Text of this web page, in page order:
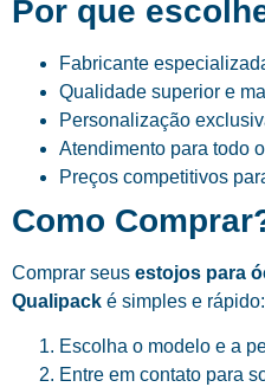
Por que
Fabricante
Qualidade superior e
Personalização
Atendimento para todo
Preços competitivos
Como
Comprar seus estojos para
Qualipack é simples e rápido:
Escolha o modelo e a
Entre em contato para